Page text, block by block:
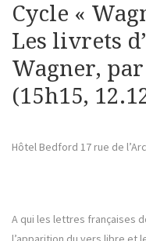
Cycle «
Les livrets
Wagner,
(15h15,
Hôtel Bedford 17 rue de
A qui les lettres françaises